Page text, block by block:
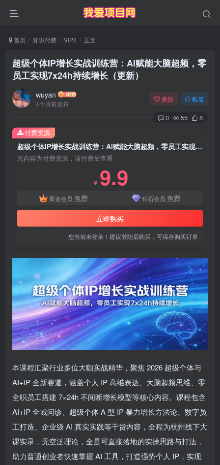
首页 知识付费 VIP2 正文
超级个体IP增长实战训练营：AI赋能大脑超频，零
员工实现7x24h持续增长（更新）
wuyan
4个月前发布
关注 私信
0 55 8
超级个体IP增长实战训练营：AI赋能大脑超频，零员工实现7x24h持续增长（更新）
此内容为付费资源，请付费后查看
￥ 9.9
黄金会员 免费 钻石会员 免费
立即购买
您当前未登录！建议登陆后购买，可保存购买订单
付费资源
本课程汇聚行业多位大咖实战精华，聚焦 2026 超级个体与
AI+IP 全新赛道，涵盖个人 IP 高维表达、大脑超频思维、零
全职员工搭建 7×24h 不间断增长模型等核心内容。课程包含
AI+IP 全域问诊、超级个体 A 型 IP 暴力增长方法论、数字员
工打造、企业级 AI 真实实践等干货内容，全程为杭州线下大
课实录，无空泛理论，全是可直接落地的实操思路与打法，
助力普通创业者快速掌握 AI 工具，打造强势个人 IP，实现